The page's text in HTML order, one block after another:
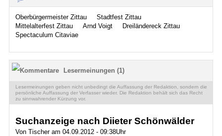
Oberbürgermeister Zittau
Stadtfest Zittau
Mittelalterfest Zittau
Arnd Voigt
Dreiländereck Zittau
Spectaculum Citaviae
Lesermeinungen (1)
Lesermeinungen geben nicht unbedingt die Auffassung der Redaktion, sondern die
persönliche Auffassung der Verfasser wieder. Die Redaktion behält sich das Recht
zu sinnwahrender Kürzung vor.
Suchanzeige nach Diieter Schönwälder
Von Tischer am 04.09.2012 - 09:38Uhr